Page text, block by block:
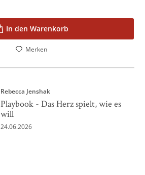
In den Warenkorb
Merken
Rebecca Jenshak
Playbook - Das Herz spielt, wie es
will
24.06.2026